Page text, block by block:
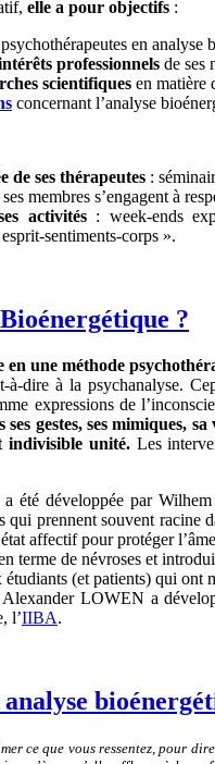
elle a pour objectifs :
en analyse
professionnels de ses
scientifiques en matière
concernant l’analyse
de ses thérapeutes :
membres s’engagent à
activités: week-ends
sentiments-corps ».
?
en une méthode
à-dire à la psychanalyse.
expressions de
gestes, ses mimiques,
indivisible unité.Les
été développée par
qui prennent souvent racine
affectif pour protéger
terme de névroses et
(et patients) qui
LOWEN a
l’IIBA.
ce que vous ressentez, pour